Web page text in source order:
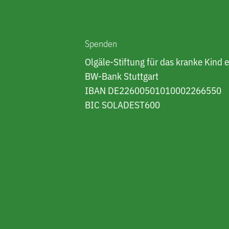
Spenden
Olgäle-Stiftung für das kranke Kind
BW-Bank Stuttgart
IBAN DE22600501010002266550
BIC SOLADEST600